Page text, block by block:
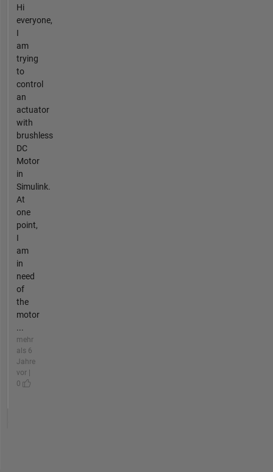
Hi
everyone,
I
am
trying
to
control
an
actuator
with
brushless
DC
Motor
in
Simulink.
At
one
point,
I
am
in
need
of
the
motor
...
mehr
als 6
Jahre
vor |
0